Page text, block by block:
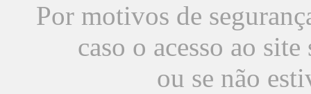
Por motivos de
caso o acesso ao
ou se não